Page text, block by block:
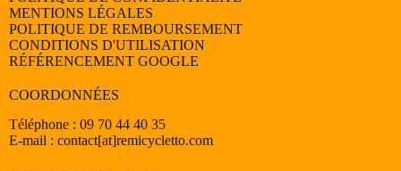
MENTIONS LÉGALES
POLITIQUE DE REMBOURSEMENT
CONDITIONS D'UTILISATION
RÉFÉRENCEMENT GOOGLE
COORDONNÉES
Téléphone : 09 70 44 40 35
E-mail : contact[at]remicycletto.com